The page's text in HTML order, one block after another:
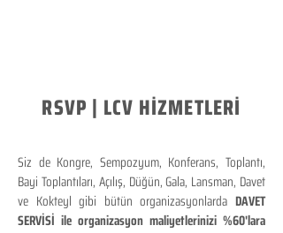
RSVP | LCV HİZMETLERİ
Siz de Kongre, Sempozyum, Konferans, Toplantı,
Bayi Toplantıları, Açılış, Düğün, Gala, Lansman, Davet
ve Kokteyl gibi bütün organizasyonlarda DAVET
SERVİSİ ile organizasyon maliyetlerinizi %60'lara